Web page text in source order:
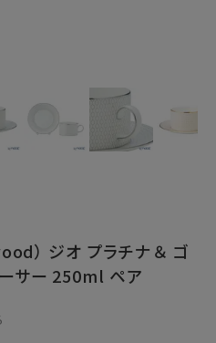
） ジオ プラチナ ＆ ゴ
ーサー 250ml ペア